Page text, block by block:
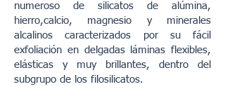
numeroso de silicatos de alúmina,
hierro,calcio, magnesio y minerales
alcalinos caracterizados por su fácil
exfoliación en delgadas láminas flexibles,
elásticas y muy brillantes, dentro del
subgrupo de los filosilicatos.